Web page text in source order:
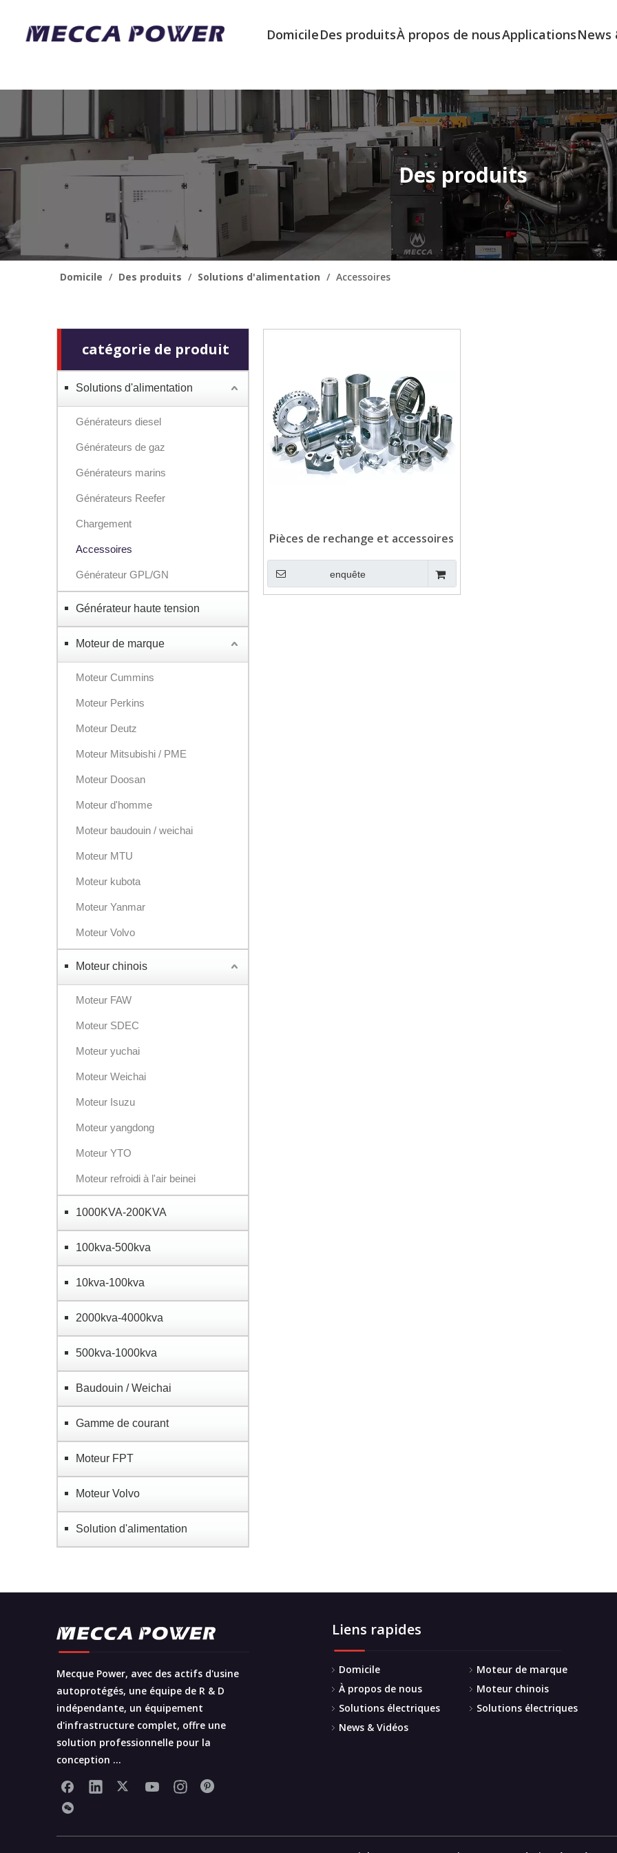
DomicileDes produitsÀ propos de nousApplicationsNews
Des produits
Domicile / Des produits / Solutions d'alimentation / Accessoires
catégorie de produit
Solutions d'alimentation
Générateurs diesel
Générateurs de gaz
Générateurs marins
Générateurs Reefer
Chargement
Accessoires
Générateur GPL/GN
Générateur haute tension
Moteur de marque
Moteur Cummins
Moteur Perkins
Moteur Deutz
Moteur Mitsubishi / PME
Moteur Doosan
Moteur d'homme
Moteur baudouin / weichai
Moteur MTU
Moteur kubota
Moteur Yanmar
Moteur Volvo
Moteur chinois
Moteur FAW
Moteur SDEC
Moteur yuchai
Moteur Weichai
Moteur Isuzu
Moteur yangdong
Moteur YTO
Moteur refroidi à l'air beinei
1000KVA-200KVA
100kva-500kva
10kva-100kva
2000kva-4000kva
500kva-1000kva
Baudouin / Weichai
Gamme de courant
Moteur FPT
Moteur Volvo
Solution d'alimentation
Pièces de rechange et accessoires
pour ensemble de générateurs
diesel
enquête
Mecque Power, avec des actifs d'usine
autoprotégés, une équipe de R & D
indépendante, un équipement
d'infrastructure complet, offre une
solution professionnelle pour la
conception ...
Liens rapides
Domicile
À propos de nous
Solutions électriques
News & Vidéos
Moteur de marque
Moteur chinois
Solutions électriques